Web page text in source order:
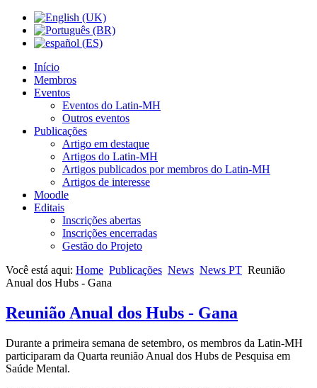
Início
Membros
Eventos
Eventos do Latin-MH
Outros eventos
Publicações
Artigo em destaque
Artigos do Latin-MH
Artigos publicados por membros do Latin-MH
Artigos de interesse
Moodle
Editais
Inscrições abertas
Inscrições encerradas
Gestão do Projeto
Você está aqui: Home Publicações News News PT Reunião
Anual dos Hubs - Gana
Reunião Anual dos Hubs - Gana
Durante a primeira semana de setembro, os membros da Latin-MH
participaram da Quarta reunião Anual dos Hubs de Pesquisa em
Saúde Mental.